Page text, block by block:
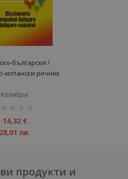
български /
испански речник
Колибри
14,32 €
28,01 лв.
продукти и